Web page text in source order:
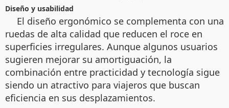
Diseño y usabilidad
El diseño ergonómico se complementa con una
ruedas de alta calidad que reducen el roce en
superficies irregulares. Aunque algunos usuarios
sugieren mejorar su amortiguación, la
combinación entre practicidad y tecnología sigue
siendo un atractivo para viajeros que buscan
eficiencia en sus desplazamientos.